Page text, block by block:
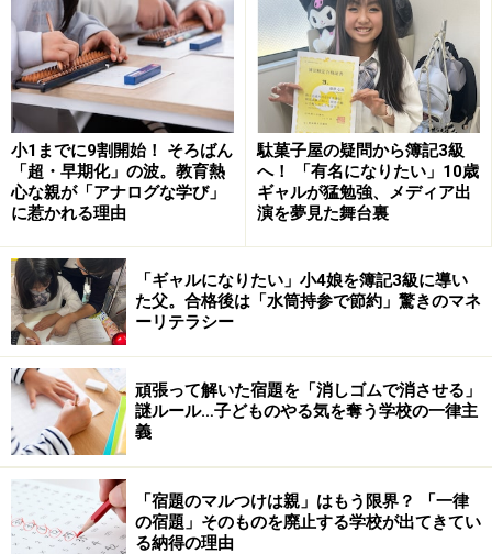
小1までに9割開始！ そろばん
「超・早期化」の波。教育熱
心な親が「アナログな学び」
に惹かれる理由
駄菓子屋の疑問から簿記3級
へ！ 「有名になりたい」10歳
ギャルが猛勉強、メディア出
演を夢見た舞台裏
「ギャルになりたい」小4娘を簿記3級に導い
た父。合格後は「水筒持参で節約」驚きのマネ
ーリテラシー
頑張って解いた宿題を「消しゴムで消させる」
謎ルール…子どものやる気を奪う学校の一律主
義
「宿題のマルつけは親」はもう限界？ 「一律
の宿題」そのものを廃止する学校が出てきてい
る納得の理由